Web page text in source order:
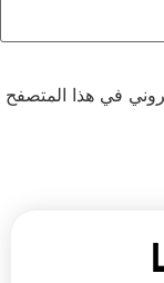
في هذا المتصفح